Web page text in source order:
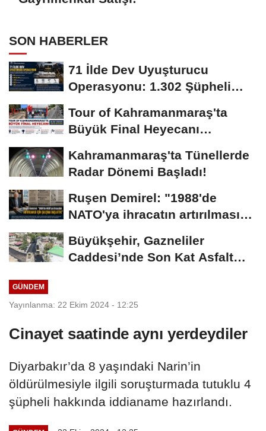
SON HABERLER
71 İlde Dev Uyuşturucu
Operasyonu: 1.302 Şüpheli
Tour of Kahramanmaraş'ta
Büyük Final Heyecanı
Kahramanmaraş'ta Tünellerde
Radar Dönemi Başladı!
Ruşen Demirel: "1988'de
NATO'ya ihracatın artırılması
Büyükşehir, Gazneliler
Caddesi’nde Son Kat Asfalt
GÜNDEM
Yayınlanma: 22 Ekim 2024 - 12:25
Cinayet saatinde aynı yerdeydiler
Diyarbakır’da 8 yaşındaki Narin’in
öldürülmesiyle ilgili soruşturmada tutuklu 4
şüpheli hakkında iddianame hazırlandı.